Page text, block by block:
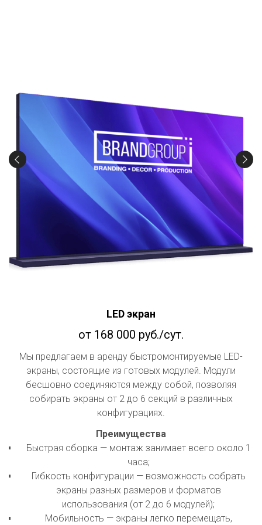
LED экран
от 168 000 руб./сут.
Мы предлагаем в аренду быстромонтируемые LED-
экраны, состоящие из готовых модулей. Модули
бесшовно соединяются между собой, позволяя
собирать экраны от 2 до 6 секций в различных
конфигурациях.
Преимущества
Быстрая сборка — монтаж занимает всего около 1
часа;
Гибкость конфигурации — возможность собрать
экраны разных размеров и форматов
использования (от 2 до 6 модулей);
Мобильность — экраны легко перемещать,